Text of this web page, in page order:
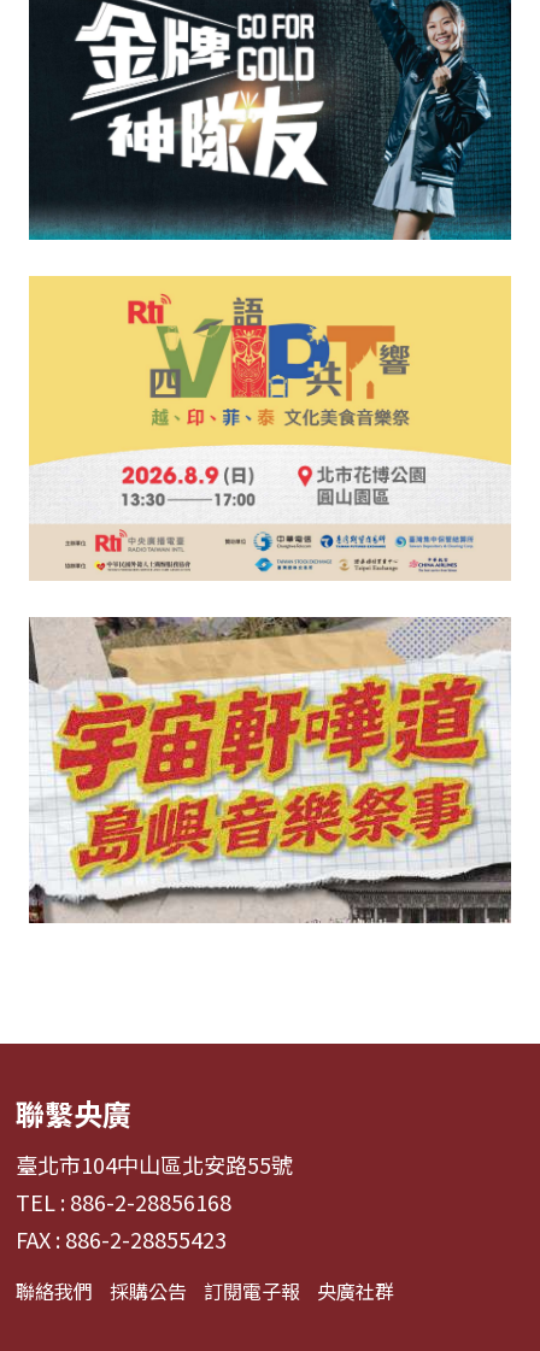
聯繫央廣
臺北市104中山區北安路55號
TEL : 886-2-28856168
FAX : 886-2-28855423
聯絡我們 採購公告 訂閱電子報 央廣社群